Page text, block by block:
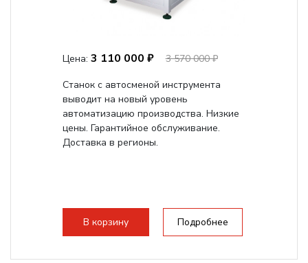
Цена: 3 110 000 ₽
3 570 000 ₽
Станок с автосменой инструмента
выводит на новый уровень
автоматизацию производства. Низкие
цены. Гарантийное обслуживание.
Доставка в регионы.
В корзину Подробнее